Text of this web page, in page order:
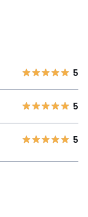
5
5
5